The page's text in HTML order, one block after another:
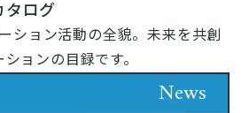
タログ
ション活動の全貌。未来を共創
ョンの目録です。
News